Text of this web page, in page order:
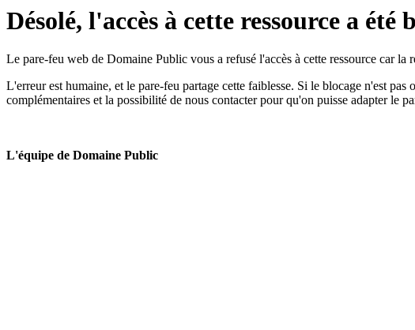
Désolé, l'accès à cette ressource a été
Le pare-feu web de Domaine Public vous a refusé l'accès à cette ressource car la
L'erreur est humaine, et le pare-feu partage cette faiblesse. Si le blocage n'est
complémentaires et la possibilité de nous contacter pour qu'on puisse adapter le
L'équipe de Domaine Public